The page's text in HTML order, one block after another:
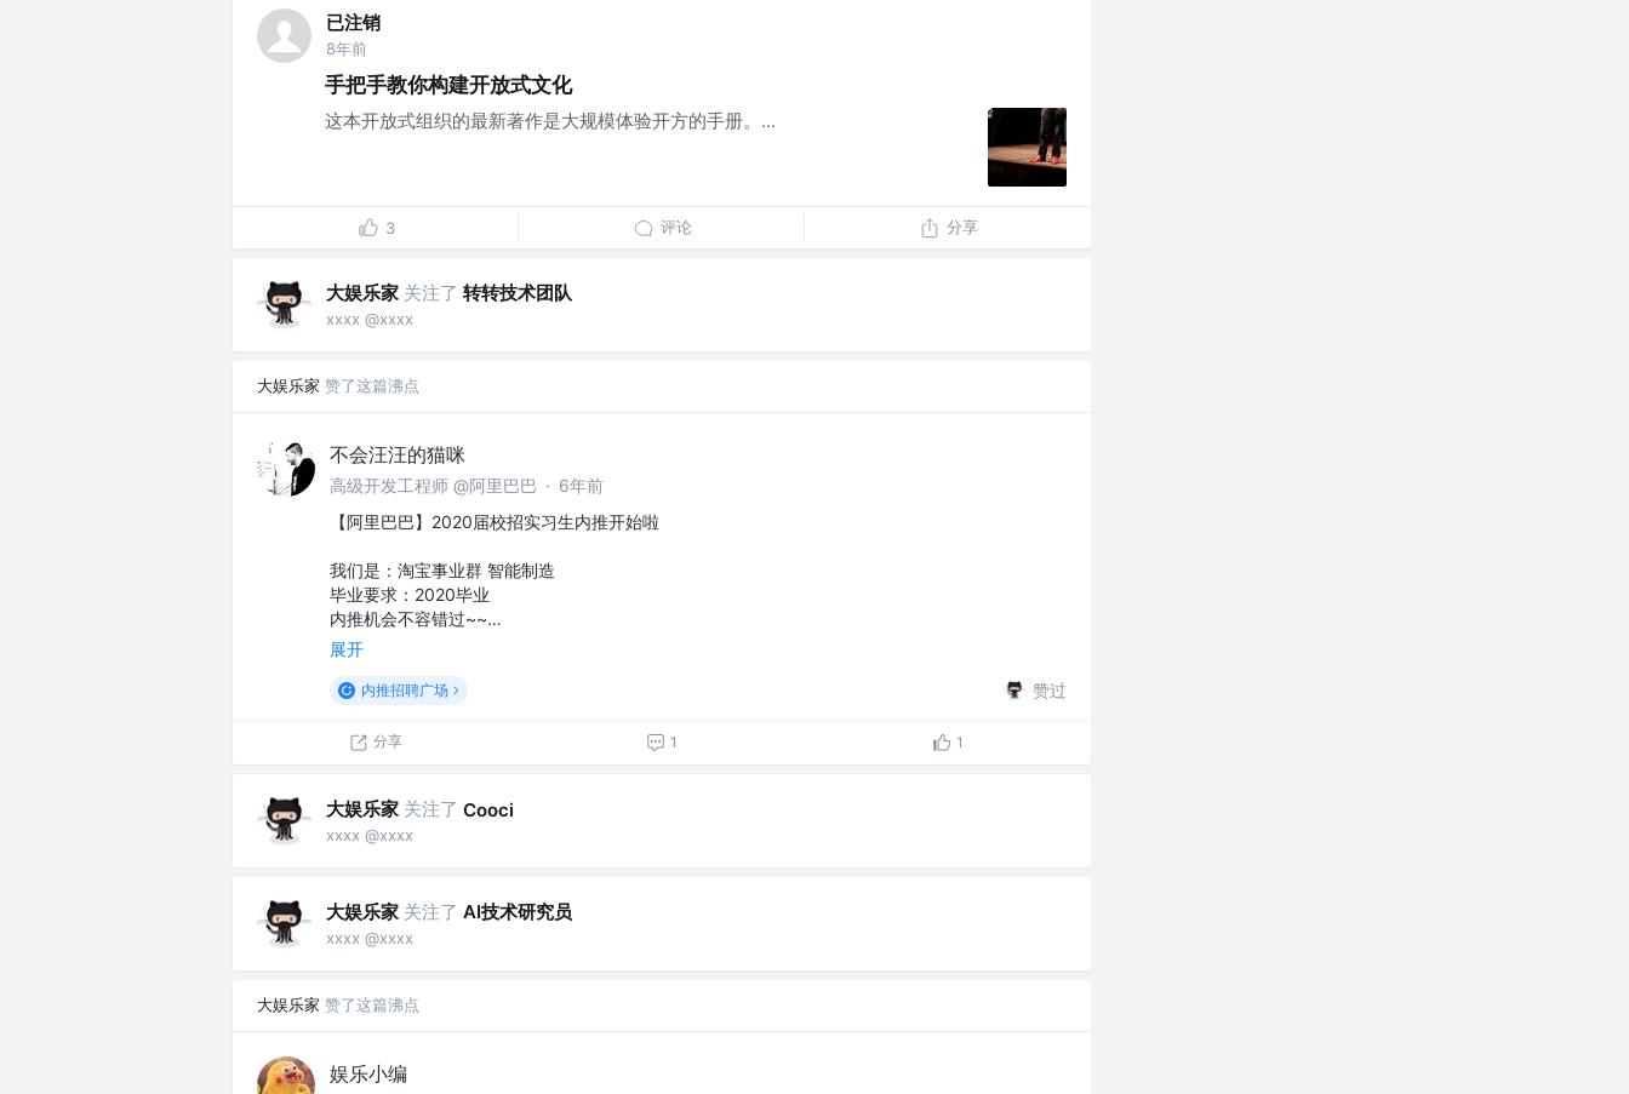
已注销
8年前
手把手教你构建开放式文化
这本开放式组织的最新著作是大规模体验开方的手册。...
3 评论 分享
大娱乐家 关注了 转转技术团队
xxxx @xxxx
大娱乐家 赞了这篇沸点
不会汪汪的猫咪
高级开发工程师 @阿里巴巴 · 6年前
【阿里巴巴】2020届校招实习生内推开始啦
我们是：淘宝事业群 智能制造
毕业要求：2020毕业
内推机会不容错过~~…
展开
内推招聘广场 赞过
分享 1 1
大娱乐家 关注了 Cooci
xxxx @xxxx
大娱乐家 关注了 AI技术研究员
xxxx @xxxx
大娱乐家 赞了这篇沸点
娱乐小编